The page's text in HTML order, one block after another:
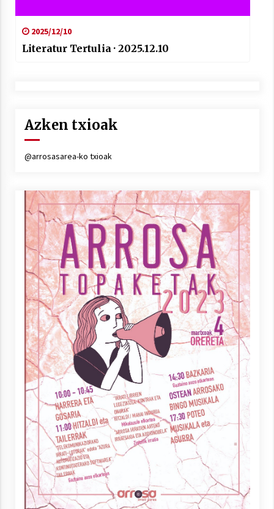
2025/12/10
Literatur Tertulia · 2025.12.10
Azken txioak
@arrosasarea-ko txioak